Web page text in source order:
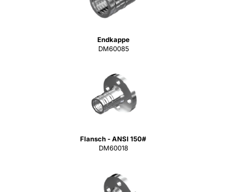
Endkappe
DM60085
Flansch - ANSI 150#
DM60018